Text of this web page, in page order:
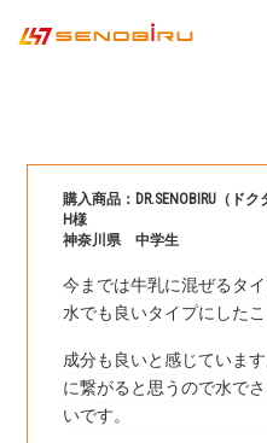
購入商品：DR.SENOBIRU（ドク
H様
神奈川県 中学生
今までは牛乳に混ぜるタ
水でも良いタイプにした
成分も良いと感じていま
に繋がると思うので水で
いです。